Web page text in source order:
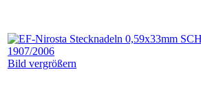
Bild vergrößern